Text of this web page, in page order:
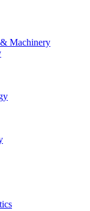
Machinery